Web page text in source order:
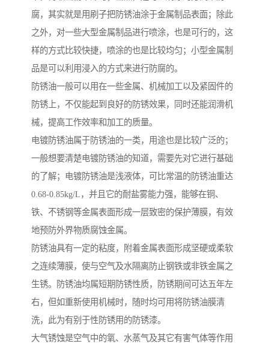
腐，其实就是用刷子把防锈油涂于金属制品表面；除此
之外，对一些大型金属制品进行喷涂，也是可行的，这
样的方式比较快捷，喷涂的也是比较均匀；小型金属制
品是可以利用浸入的方式来进行防腐的。
防锈油一般可以用在一些金属、机械加工以及紧固件的
防锈上，不仅能起到良好的防锈效果，同时还能润滑机
械，提高工作效率和加工的质量。
电镀防锈油属于防锈油的一类，用途也是比较广泛的；
一般想要清楚电镀防锈油的知道，需要先对它进行基础
的了解；电镀防锈油是浅液体，可比常温的防锈油重达
0.68-0.85kg/L，并且它的耐盐雾能力强，能够在铜、
铁、不锈钢等金属表面形成一层致密的保护薄膜，有效
地预防外界物质腐蚀金属。
防锈油具有一定的粘度，附着金属表面形成坚硬或柔软
之连续薄膜，使与空气及水隔离防止钢铁或非铁金属之
生锈。防锈油均属短期防锈性质，防锈期间可达五年左
右，但如重新使用机械时，随时均可用将防锈油膜清
洗，此为有别于性防锈用的防锈漆。
大气锈蚀是空气中的氧、水蒸气及其它有害气体等作用